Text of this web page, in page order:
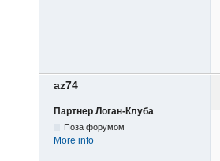
az74
Партнер Логан-Клуба
Поза форумом
More info